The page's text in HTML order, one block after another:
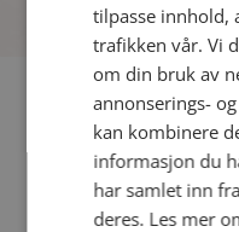
Fler single
Flere singlemenn fra
Kvinner fra Notodden
Date kvinner i Norge
tilpasse innhold,
trafikken vår. Vi
om din bruk av
annonserings-
kan kombinere
informasjon du
har samlet inn
deres. Les mer